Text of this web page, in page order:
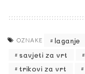
OZNAKE laganje
savjeti za vrt
trikovi za vrt